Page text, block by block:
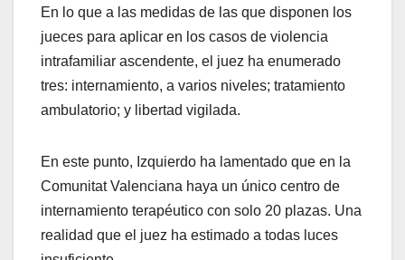
En lo que a las medidas de las que disponen los
jueces para aplicar en los casos de violencia
intrafamiliar ascendente, el juez ha enumerado
tres: internamiento, a varios niveles; tratamiento
ambulatorio; y libertad vigilada.
En este punto, Izquierdo ha lamentado que en la
Comunitat Valenciana haya un único centro de
internamiento terapéutico con solo 20 plazas. Una
realidad que el juez ha estimado a todas luces